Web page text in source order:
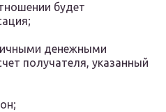
будет
денежными
получателя, указанный